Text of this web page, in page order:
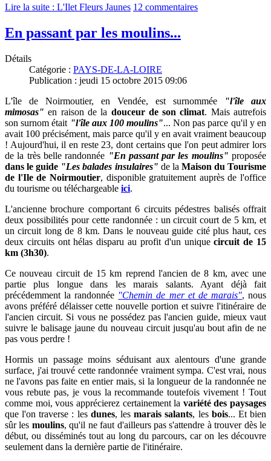
Lire la suite : L'Ilet Fleurs Jaunes 12 commentaires
En passant par les moulins...
Détails
Catégorie : PAYS-DE-LA-LOIRE
Publication : jeudi 15 octobre 2015 09:06
L'île de Noirmoutier, en Vendée, est surnommée
"l'île aux
mimosas" en raison de la douceur de son climat. Mais autrefois
son surnom était "l'île aux 100 moulins"... Non pas parce qu'il y en
avait 100 précisément, mais parce qu'il y en avait vraiment beaucoup
! Aujourd'hui, il en reste 23, dont certains que l'on peut admirer lors
de la très belle randonnée "En passant par les moulins" proposée
dans le guide "Les balades insulaires" de la Maison du Tourisme
de l'Ile de Noirmoutier, disponible gratuitement auprès de l'office
du tourisme ou téléchargeable ici.
L'ancienne brochure comportant 6 circuits pédestres balisés offrait
deux possibilités pour cette randonnée : un circuit court de 5 km, et
un circuit long de 8 km. Dans le nouveau guide cité plus haut, ces
deux circuits ont hélas disparu au profit d'un uniquecircuit de 15
km (3h30).
Ce nouveau circuit de 15 km reprend l'ancien de 8 km, avec une
partie plus longue dans les marais salants. Ayant déjà fait
précédemment la randonnée "Chemin de mer et de marais", nous
avons préféré délaisser cette nouvelle portion et suivre l'itinéraire de
l'ancien circuit. Si vous ne possédez pas l'ancien guide, mieux vaut
suivre le balisage jaune du nouveau circuit jusqu'au bout afin de ne
pas vous perdre !
Hormis un passage moins séduisant aux alentours d'une grande
surface, j'ai trouvé cette randonnée vraiment sympa. C'est vrai, nous
ne l'avons pas faite en entier mais, si la longueur de la randonnée ne
vous rebute pas, je vous la recommande toutefois vivement ! Tout
comme moi, vous apprécierez certainementla variété des paysages
que l'on traverse : les dunes, lesmarais salants, les bois... Et bien
sûr les moulins, qu'il ne faut d'ailleurs pas s'attendre à trouver dès le
début, ou disséminés tout au long du parcours, car on les découvre
seulement dans la dernière partie de l'itinéraire.